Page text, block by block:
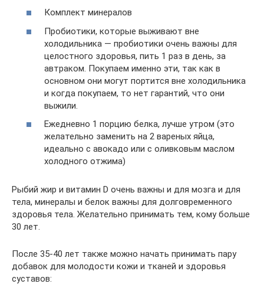
Комплект минералов
Пробиотики, которые выживают вне
холодильника — пробиотики очень важны для
целостного здоровья, пить 1 раз в день, за
автраком. Покупаем именно эти, так как в
основном они могут портится вне холодильника
и когда покупаем, то нет гарантий, что они
выжили.
Ежедневно 1 порцию белка, лучше утром (это
желательно заменить на 2 вареных яйца,
идеально с авокадо или с оливковым маслом
холодного отжима)
Рыбий жир и витамин D очень важны и для мозга и для
тела, минералы и белок важны для долговременного
здоровья тела. Желательно принимать тем, кому больше
30 лет.
После 35-40 лет также можно начать принимать пару
добавок для молодости кожи и тканей и здоровья
суставов: